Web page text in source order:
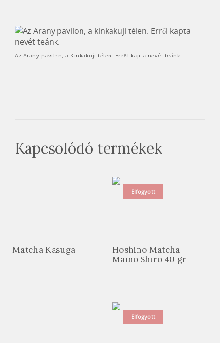
Az Arany pavilon, a Kinkakuji télen. Erről kapta nevét teánk.
Kapcsolódó termékek
Matcha Kasuga
Elfogyott
Hoshino Matcha
Maino Shiro 40 gr
Elfogyott